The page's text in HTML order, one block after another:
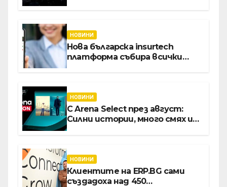
НОВИНИ
Нова българска insurtech
платформа събира всички
НОВИНИ
С Arena Select през август:
Силни истории, много смях и
НОВИНИ
Клиентите на ERP.BG сами
създадоха над 450